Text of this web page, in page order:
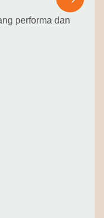
performa dan